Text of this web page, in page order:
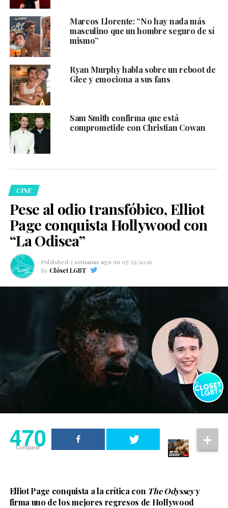
Marcos Llorente: “No hay nada más
masculino que un hombre seguro de sí
mismo”
Ryan Murphy habla sobre un reboot de
Glee y emociona a sus fans
Sam Smith confirma que está
comprometide con Christian Cowan
CINE
Pese al odio transfóbico, Elliot
Page conquista Hollywood con
“La Odisea”
Published 2 semanas ago on 07/22/2026
By Clóset LGBT
470
Compartir
Elliot Page conquista a la crítica con The Odysseyy
firma uno de los mejores regresos de Hollywood